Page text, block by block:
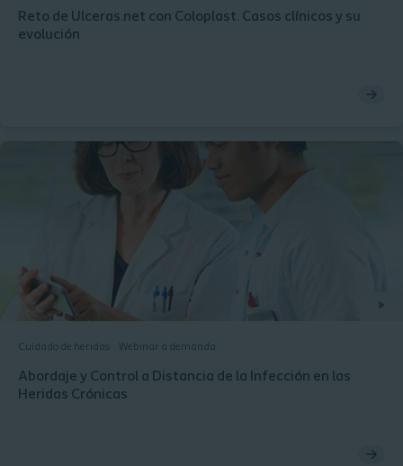
Reto de Ulceras.net con Coloplast. Casos clínicos y su
evolución
Cuidado de heridas Webinar a demanda
Abordaje y Control a Distancia de la Infección en las
Heridas Crónicas